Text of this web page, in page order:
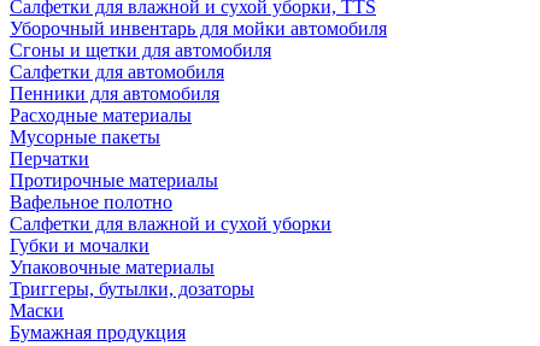
Салфетки для влажной и сухой уборки, TTS
Уборочный инвентарь для мойки автомобиля
Сгоны и щетки для автомобиля
Салфетки для автомобиля
Пенники для автомобиля
Расходные материалы
Мусорные пакеты
Перчатки
Протирочные материалы
Вафельное полотно
Салфетки для влажной и сухой уборки
Губки и мочалки
Упаковочные материалы
Триггеры, бутылки, дозаторы
Маски
Бумажная продукция